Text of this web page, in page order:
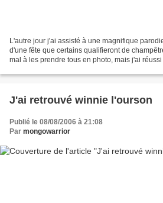
L'autre jour j'ai assisté à une magnifique
d'une fête que certains qualifieront de
mal à les prendre tous en photo, mais j'ai
J'ai retrouvé winnie l'ourson
Publié le 08/08/2006 à 21:08
Par mongowarrior